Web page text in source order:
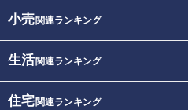
小売関連ランキング
生活関連ランキング
住宅関連ランキング